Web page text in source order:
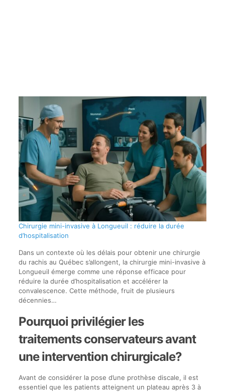
Chirurgie mini-invasive à Longueuil : réduire la durée
d’hospitalisation
Dans un contexte où les délais pour obtenir une chirurgie
du rachis au Québec s’allongent, la chirurgie mini-invasive à
Longueuil émerge comme une réponse efficace pour
réduire la durée d’hospitalisation et accélérer la
convalescence. Cette méthode, fruit de plusieurs
décennies…
Pourquoi privilégier les
traitements conservateurs avant
une intervention chirurgicale?
Avant de considérer la pose d’une prothèse discale, il est
essentiel que les patients atteignent un plateau après 3 à